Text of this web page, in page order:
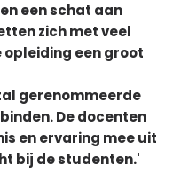
een schat aan
zich met veel
opleiding een groot
gerenommeerde
De docenten
en ervaring mee uit
bij de studenten.'